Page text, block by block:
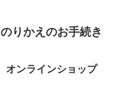
のりかえのお手続き
オンラインショップ